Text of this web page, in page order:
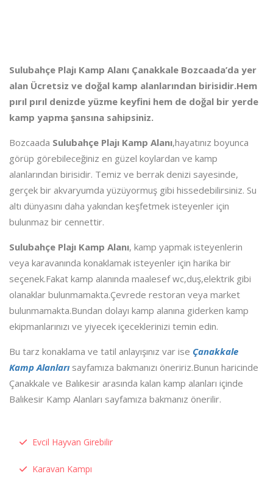
Sulubahçe Plajı Kamp Alanı Çanakkale Bozcaada’da yer
alan Ücretsiz ve doğal kamp alanlarından birisidir.Hem
pırıl pırıl denizde yüzme keyfini hem de doğal bir yerde
kamp yapma şansına sahipsiniz.
Bozcaada Sulubahçe Plajı Kamp Alanı,hayatınız boyunca
görüp görebileceğiniz en güzel koylardan ve kamp
alanlarından birisidir. Temiz ve berrak denizi sayesinde,
gerçek bir akvaryumda yüzüyormuş gibi hissedebilirsiniz. Su
altı dünyasını daha yakından keşfetmek isteyenler için
bulunmaz bir cennettir.
Sulubahçe Plajı Kamp Alanı, kamp yapmak isteyenlerin
veya karavanında konaklamak isteyenler için harika bir
seçenek.Fakat kamp alanında maalesef wc,duş,elektrik gibi
olanaklar bulunmamakta.Çevrede restoran veya market
bulunmamakta.Bundan dolayı kamp alanına giderken kamp
ekipmanlarınızı ve yiyecek içeceklerinizi temin edin.
Bu tarz konaklama ve tatil anlayışınız var ise Çanakkale
Kamp Alanları sayfamıza bakmanızı öneririz.Bunun haricinde
Çanakkale ve Balıkesir arasında kalan kamp alanları içinde
Balıkesir Kamp Alanları sayfamıza bakmanız önerilir.
Evcil Hayvan Girebilir
Karavan Kampı